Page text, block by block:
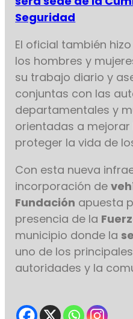
Seguridad
El oficial también
los hombres y
su trabajo diario y
conjuntas con las
departamentales y
orientadas a mejorar
proteger la vida de
Con esta nueva
incorporación de
Fundación apuesta
presencia de la
municipio donde la
uno de los
autoridades y la